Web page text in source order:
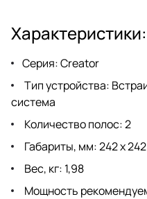
Характеристики:
Серия: Creator
Тип устройства:
система
Количество полос: 2
Габариты, мм: 242 х 242
Вес, кг: 1,98
Мощность